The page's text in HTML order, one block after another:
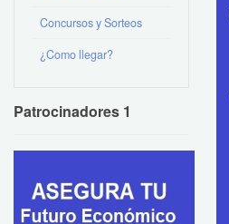
Concursos y Sorteos
¿Como llegar?
Patrocinadores 1